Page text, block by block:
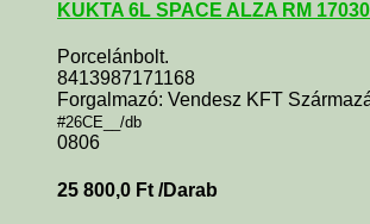
KUKTA 6L SPACE ALZA RM
Porcelánbolt.
8413987171168
Forgalmazó: Vendesz KFT
#26CE__/db
0806
25 800,0 Ft /Darab